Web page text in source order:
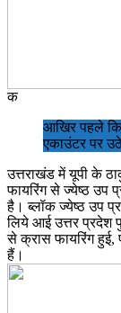
क
आखिर पहले
एकाउंटर पर
उत्तराखंड में यूपी के
फायरिंग से ज्येष्ठ उप
है। ब्लॉक ज्येष्ठ उप
लिये आई उत्तर प्रदेश
से क्रास फायरिंग हुई,
हैं।